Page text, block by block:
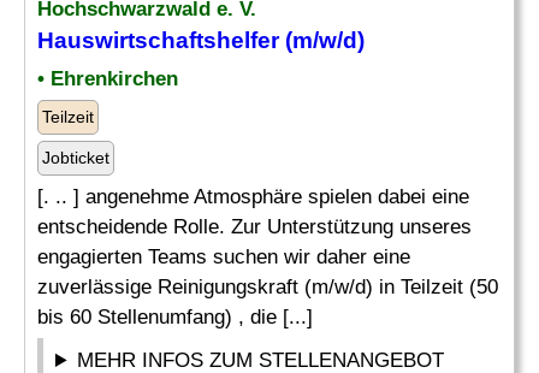
Hochschwarzwald e. V.
Hauswirtschaftshelfer (m/w/d)
• Ehrenkirchen
Teilzeit
Jobticket
[. .. ] angenehme Atmosphäre spielen dabei eine
entscheidende Rolle. Zur Unterstützung unseres
engagierten Teams suchen wir daher eine
zuverlässige Reinigungskraft (m/w/d) in Teilzeit (50
bis 60 Stellenumfang) , die [...]
MEHR INFOS ZUM STELLENANGEBOT